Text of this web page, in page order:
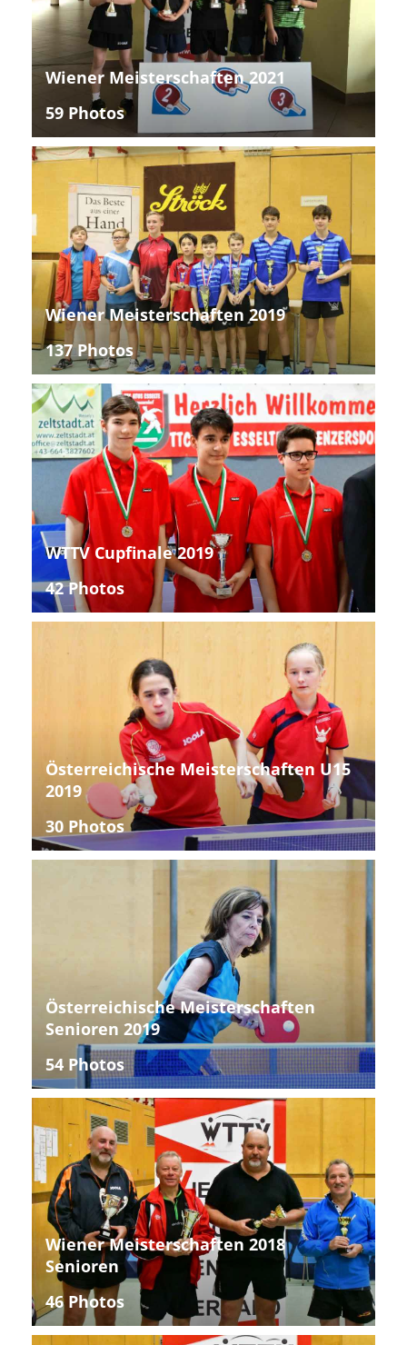
Wiener Meisterschaften 2021
59 Photos
Wiener Meisterschaften 2019
137 Photos
WTTV Cupfinale 2019
42 Photos
Österreichische Meisterschaften U15
2019
30 Photos
Österreichische Meisterschaften
Senioren 2019
54 Photos
Wiener Meisterschaften 2018
Senioren
46 Photos